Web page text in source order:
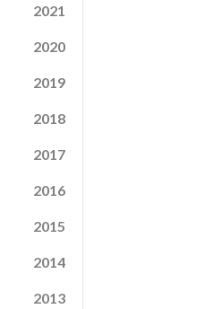
2021
2020
2019
2018
2017
2016
2015
2014
2013